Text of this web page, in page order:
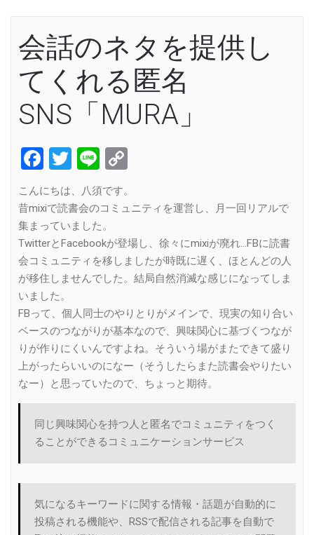
会話のネタを提供し
てくれる匿名
SNS「MURA」
Facebook
Twitter
Line
こんにちは、八須です。
昔mixiで読書会のコミュニティを運営し、月一回リアルで
集まっていました。
TwitterとFacebookが登場し、徐々にmixiが廃れ…FBに読書
会コミュニティを移しましたが時既に遅く、ほとんどの人
が移住しませんでした。結局自然消滅な感じになってしま
いました。
FBって、個人同士のやりとりがメインで、現実の知り合い
ベースのつながりが基本なので、興味関心に基づくつなが
りが作りにくいんですよね。そういう場がまたできて盛り
上がったらいいのになー（そうしたらまた読書会やりたい
なー）と思っていたので、ちょっと期待。
同じ興味関心を持つ人と匿名でコミュニティをつく
ることができるコミュニケーションサービス
気になるキーワードに関する情報・話題が自動的に
投稿される機能や、RSSで配信される記事を自動で